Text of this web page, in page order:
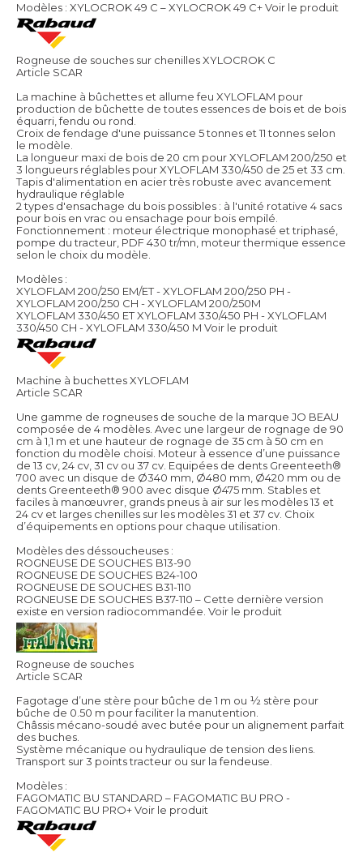
Modèles : XYLOCROK 49 C – XYLOCROK 49 C+Voir le produit
Rogneuse de souches sur chenilles XYLOCROK C
Article SCAR
La machine à bûchettes et allume feu XYLOFLAM pour
production de bûchette de toutes essences de bois et de bois
équarri, fendu ou rond.
Croix de fendage d'une puissance 5 tonnes et 11 tonnes selon
le modèle.
La longueur maxi de bois de 20 cm pour XYLOFLAM 200/250 et
3 longueurs réglables pour XYLOFLAM 330/450 de 25 et 33 cm.
Tapis d'alimentation en acier très robuste avec avancement
hydraulique réglable
2 types d'ensachage du bois possibles : à l'unité rotative 4 sacs
pour bois en vrac ou ensachage pour bois empilé.
Fonctionnement : moteur électrique monophasé et triphasé,
pompe du tracteur, PDF 430 tr/mn, moteur thermique essence
selon le choix du modèle.
Modèles :
XYLOFLAM 200/250 EM/ET - XYLOFLAM 200/250 PH -
XYLOFLAM 200/250 CH - XYLOFLAM 200/250M
XYLOFLAM 330/450 ET XYLOFLAM 330/450 PH - XYLOFLAM
330/450 CH - XYLOFLAM 330/450 M Voir le produit
Machine à buchettes XYLOFLAM
Article SCAR
Une gamme de rogneuses de souche de la marque JO BEAU
composée de 4 modèles. Avec une largeur de rognage de 90
cm à 1,1 m et une hauteur de rognage de 35 cm à 50 cm en
fonction du modèle choisi. Moteur à essence d’une puissance
de 13 cv, 24 cv, 31 cv ou 37 cv. Equipées de dents Greenteeth®
700 avec un disque de Ø340 mm, Ø480 mm, Ø420 mm ou de
dents Greenteeth® 900 avec disque Ø475 mm. Stables et
faciles à manœuvrer, grands pneus à air sur les modèles 13 et
24 cv et larges chenilles sur les modèles 31 et 37 cv. Choix
d’équipements en options pour chaque utilisation.
Modèles des déssoucheuses :
ROGNEUSE DE SOUCHES B13-90
ROGNEUSE DE SOUCHES B24-100
ROGNEUSE DE SOUCHES B31-110
ROGNEUSE DE SOUCHES B37-110 – Cette dernière version
existe en version radiocommandée. Voir le produit
Rogneuse de souches
Article SCAR
Fagotage d’une stère pour bûche de 1 m ou ½ stère pour
bûche de 0.50 m pour faciliter la manutention.
Châssis mécano-soudé avec butée pour un alignement parfait
des buches.
Système mécanique ou hydraulique de tension des liens.
Transport sur 3 points tracteur ou sur la fendeuse.
Modèles :
FAGOMATIC BU STANDARD – FAGOMATIC BU PRO -
FAGOMATIC BU PRO+Voir le produit